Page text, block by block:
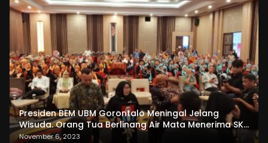
Presiden BEM UBM Gorontalo Meningal Jelang
Wisuda. Orang Tua Berlinang Air Mata Menerima SKL
dan Pemasangan Salempang
November 6, 2023